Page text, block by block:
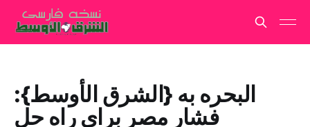
البحره به {الشرق الأوسط}:
فشار مصر برای راه حل